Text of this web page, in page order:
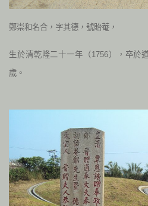
鄭崇和名合，字其德，號貽菴，
生於清乾隆二十一年（1756），卒於
歲。